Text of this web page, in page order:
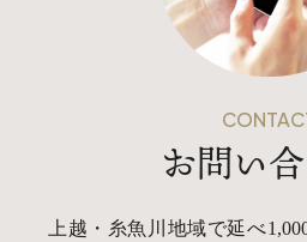
お問い
上越・糸魚川地域で延べ